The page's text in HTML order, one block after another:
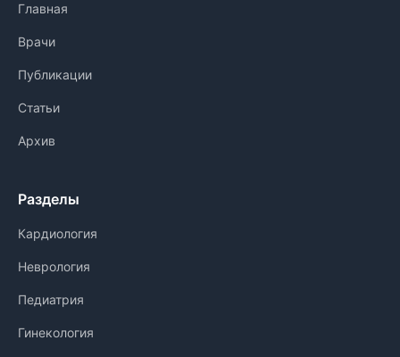
Главная
Врачи
Публикации
Статьи
Архив
Разделы
Кардиология
Неврология
Педиатрия
Гинекология